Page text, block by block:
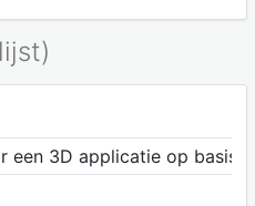
een 3D applicatie op basis